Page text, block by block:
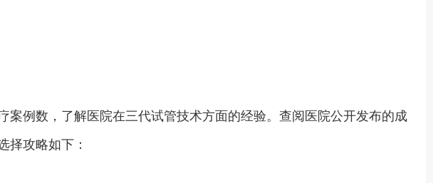
例数，了解医院在三代试管技术方面的经验。查阅医院公开发布的成
择攻略如下：